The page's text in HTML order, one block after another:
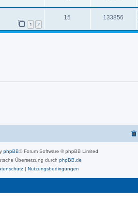
1 2
15 133856
phpBB® Forum Software © phpBB Limited
Übersetzung durch phpBB.de
| Nutzungsbedingungen